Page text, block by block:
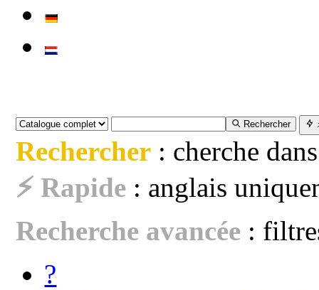
Rechercher
Rechercher : cherche
⚡ Rapide : anglais
Recherche avancée :
?